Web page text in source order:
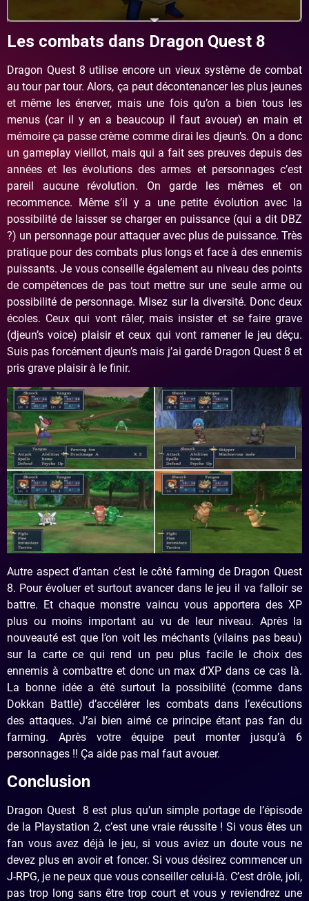
Les combats dans Dragon Quest 8
Dragon Quest8 utilise encore un vieux système de combat
au tour par tour. Alors, ça peut décontenancer les plus jeunes
et même les énerver, mais une fois qu’on a bien tous les
menus (car il y en a beaucoup il faut avouer) en main et
mémoire ça passe crème comme dirai les djeun’s. On a donc
un gameplay vieillot, mais qui a fait ses preuves depuis des
années et les évolutions des armes et personnages c’est
pareil aucune révolution. On garde les mêmes et on
recommence. Même s’il y a une petite évolution avec la
possibilité de laisser se charger en puissance (qui a dit DBZ
?) un personnage pour attaquer avec plus de puissance. Très
pratique pour des combats plus longs et face à des ennemis
puissants. Je vous conseille également au niveau des points
de compétences de pas tout mettre sur une seule arme ou
possibilité de personnage. Misez sur la diversité. Donc deux
écoles. Ceux qui vont râler, mais insister et se faire grave
(djeun’s voice) plaisir et ceux qui vont ramener le jeu déçu.
Suis pas forcémentdjeun’s mais j’ai gardé Dragon Quest8 et
pris grave plaisir à le finir.
Autre aspect d’antan c’est le côté farming de Dragon Quest
8. Pour évoluer et surtout avancer dans le jeu il va falloir se
battre. Et chaque monstre vaincu vous apportera des XP
plus ou moins important au vu de leur niveau. Après la
nouveauté est que l’on voit les méchants (vilains pas beau)
sur la carte ce qui rend un peu plus facile le choix des
ennemis à combattre et donc un max d’XP dans ce cas là.
La bonne idée a été surtout la possibilité (comme dans
Dokkan Battle) d’accélérer les combats dans l’exécutions
des attaques. J’ai bien aimé ce principe étant pas fan du
farming. Après votre équipe peut monter jusqu’à 6
personnages !! Ça aide pas mal faut avouer.
Conclusion
Dragon Quest 8 est plus qu’un simple portage de l’épisode
de la Playstation 2, c’est une vraie réussite ! Si vous êtes un
fan vous avez déjà le jeu, si vous aviez un doute vous ne
devez plus en avoir et foncer. Si vous désirez commencer un
J-RPG, je ne peux que vous conseiller celui-là. C’est drôle, joli,
pas trop long sans être trop court et vous y reviendrez une